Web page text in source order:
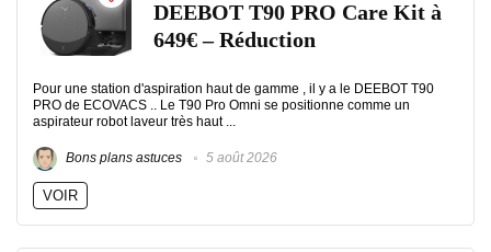
DEEBOT T90 PRO Care Kit à
649€ – Réduction
Pour une station d'aspiration haut de gamme , il y a le DEEBOT T90
PRO de ECOVACS .. Le T90 Pro Omni se positionne comme un
aspirateur robot laveur très haut ...
Bons plans astuces 5 août 2026
VOIR